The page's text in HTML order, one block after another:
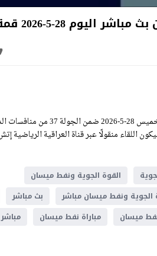
ملعب ميسان الأولمبي
القوة الجوية ونفط ميسان
الجوية ونفط ميسان مباشر بث مباشر
ميسان مباراة نفط ميسان مباشر